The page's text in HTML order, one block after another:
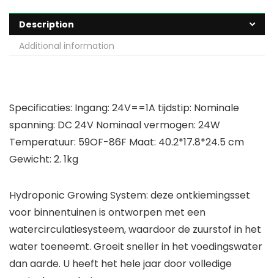
Description
Additional information
Specificaties: Ingang: 24V==1A tijdstip: Nominale
spanning: DC 24V Nominaal vermogen: 24W
Temperatuur: 59OF-86F Maat: 40.2*17.8*24.5 cm
Gewicht: 2. 1kg
Hydroponic Growing System: deze ontkiemingsset
voor binnentuinen is ontworpen met een
watercirculatiesysteem, waardoor de zuurstof in het
water toeneemt. Groeit sneller in het voedingswater
dan aarde. U heeft het hele jaar door volledige